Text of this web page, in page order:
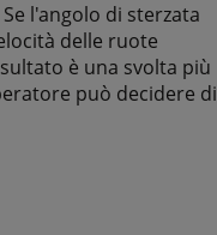
l'angolo di sterzata
delle ruote
è una svolta più
può decidere di